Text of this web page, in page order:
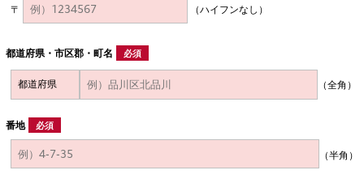
〒 （ハイフンなし）
都道府県・市区郡・町名 必須
（全角）
番地 必須
（半角）